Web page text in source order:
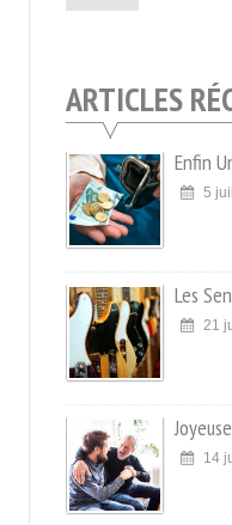
ARTICLES
Enfin
5
Les
21
14